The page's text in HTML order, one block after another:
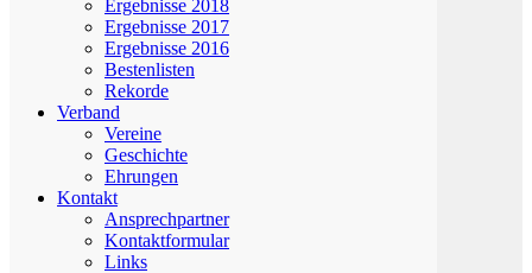
Ergebnisse 2018
Ergebnisse 2017
Ergebnisse 2016
Bestenlisten
Rekorde
Verband
Vereine
Geschichte
Ehrungen
Kontakt
Ansprechpartner
Kontaktformular
Links